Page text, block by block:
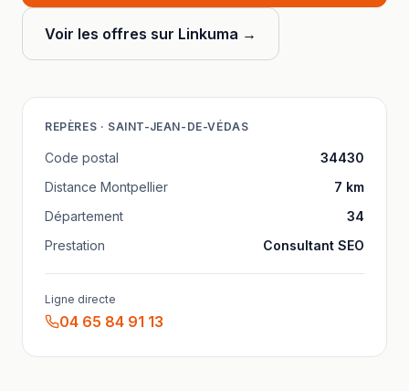
Voir les offres sur Linkuma →
REPÈRES · SAINT-JEAN-DE-VÉDAS
Code postal
34430
Distance Montpellier 7 km
Département
34
Prestation
Consultant SEO
Ligne directe
04 65 84 91 13